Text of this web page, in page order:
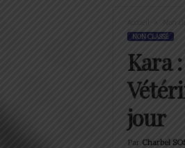
Accueil
NON CLASSÉ
Kara
jour
Par Charbel